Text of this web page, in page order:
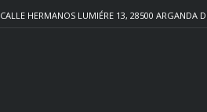
CALLE HERMANOS LUMIÉRE 13, 28500 ARGANDA